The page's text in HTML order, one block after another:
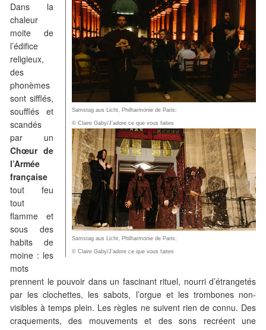
Samstag aus Licht, Philharmonie de Paris;
© Claire Gaby/J’adore ce que vous faites
Samstag aus Licht, Philharmonie de Paris;
© Claire Gaby/J’adore ce que vous faites
Dans la
chaleur
moite de
l’édifice
religieux,
des
phonèmes
sont sifflés,
soufflés et
scandés
par un
Chœur de
l’Armée
française
tout feu
tout
flamme et
sous des
habits de
moine : les
mots
prennent le pouvoir dans un fascinant rituel, nourri d’étrangetés
par les clochettes, les sabots, l’orgue et les trombones non-
visibles à temps plein. Les règles ne suivent rien de connu. Des
craquements, des mouvements et des sons recréent une